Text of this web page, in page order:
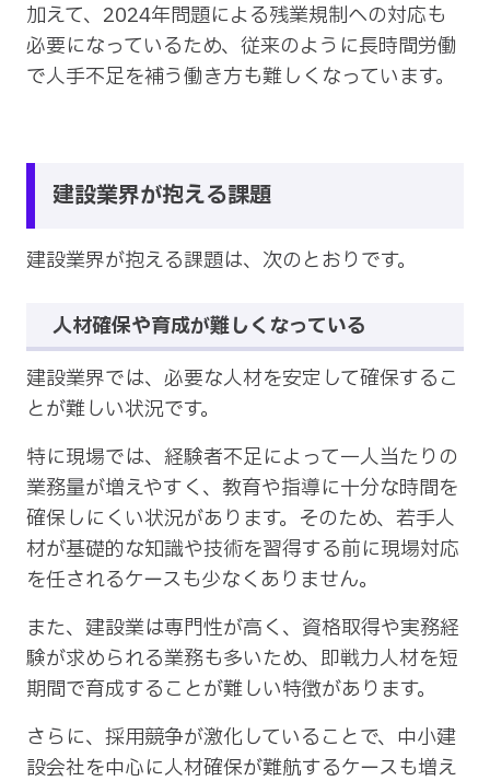
加えて、2024年問題による残業規制への対応も
必要になっているため、従来のように長時間労働
で人手不足を補う働き方も難しくなっています。
建設業界が抱える課題
建設業界が抱える課題は、次のとおりです。
人材確保や育成が難しくなっている
建設業界では、必要な人材を安定して確保するこ
とが難しい状況です。
特に現場では、経験者不足によって一人当たりの
業務量が増えやすく、教育や指導に十分な時間を
確保しにくい状況があります。そのため、若手人
材が基礎的な知識や技術を習得する前に現場対応
を任されるケースも少なくありません。
また、建設業は専門性が高く、資格取得や実務経
験が求められる業務も多いため、即戦力人材を短
期間で育成することが難しい特徴があります。
さらに、採用競争が激化していることで、中小建
設会社を中心に人材確保が難航するケースも増え